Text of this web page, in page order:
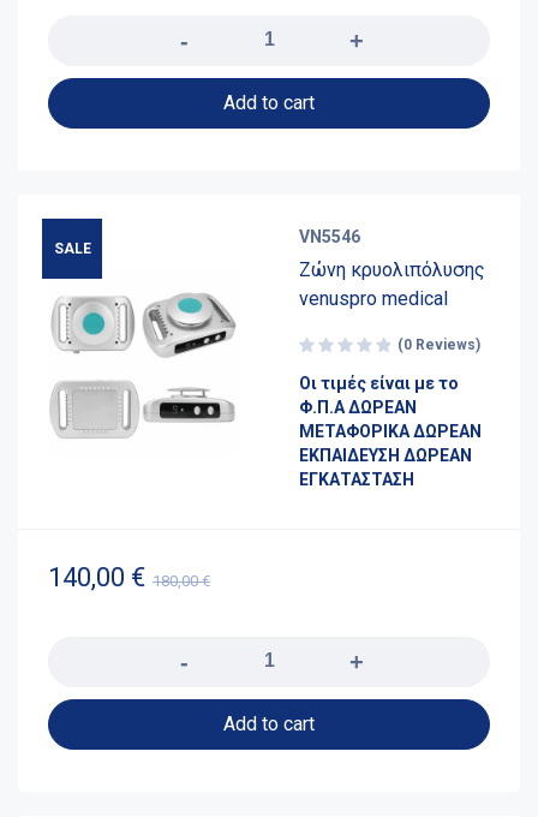
Add to cart
SALE
VN5546
Zώνη κρυολιπόλυσης
venuspro medical
(0 Reviews)
Οι τιμές είναι με το
Φ.Π.Α ΔΩΡΕΑΝ
ΜΕΤΑΦΟΡΙΚΑ ΔΩΡΕΑΝ
ΕΚΠΑΙΔΕΥΣΗ ΔΩΡΕΑΝ
ΕΓΚΑΤΑΣΤΑΣΗ
180,00€
140,00 €
Add to cart